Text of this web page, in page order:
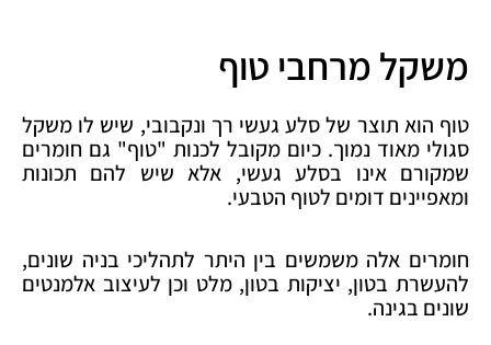
משקל מרחבי טוף
טוף הוא תוצר של סלע געשי רך ונקבובי, שיש לו משקל
סגולי מאוד נמוך. כיום מקובל לכנות "טוף" גם חומרים
שמקורם אינו בסלע געשי, אלא שיש להם תכונות
ומאפיינים דומים לטוף הטבעי.
חומרים אלה משמשים בין היתר לתהליכי בניה שונים,
להעשרת בטון, יציקות בטון, מלט וכן לעיצוב אלמנטים
שונים בגינה.